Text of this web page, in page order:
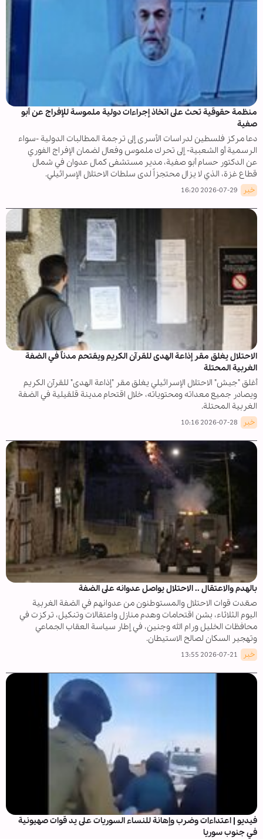
منظمة حقوقية تحث على اتخاذ إجراءات دولية ملموسة للإفراج عن أبو
صفية
دعا مركز فلسطين لدراسات الأسرى إلى ترجمة المطالبات الدولية -سواء
الرسمية أو الشعبية- إلى تحرك ملموس وفعال لضمان الإفراج الفوري
عن الدكتور حسام أبو صفية، مدير مستشفى كمال عدوان في شمال
قطاع غزة، الذي لا يزال محتجزاً لدى سلطات الاحتلال الإسرائيلي.
خبر 2026-07-29 16:20
الاحتلال يغلق مقر إذاعة الهدى للقرآن الكريم ويقتحم مدناً في الضفة
الغربية المحتلة
أغلق "جيش" الاحتلال الإسرائيلي يغلق مقر "إذاعة الهدى" للقرآن الكريم
ويصادر جميع معداته ومحتوياته، خلال اقتحام مدينة قلقيلية في الضفة
الغربية المحتلة.
خبر 2026-07-28 10:16
بالهدم والاعتقال .. الاحتلال يواصل عدوانه على الضفة
صعّدت قوات الاحتلال والمستوطنون من عدوانهم في الضفة الغربية
اليوم الثلاثاء، بشن اقتحامات وهدم منازل واعتقالات وتنكيل، تركزت في
محافظات الخليل ورام الله وجنين، في إطار سياسة العقاب الجماعي
وتهجير السكان لصالح الاستيطان.
خبر 2026-07-21 13:55
فيديو | اعتداءات وضرب وإهانة للنساء السوريات على يد قوات صهيونية
في جنوب سوريا